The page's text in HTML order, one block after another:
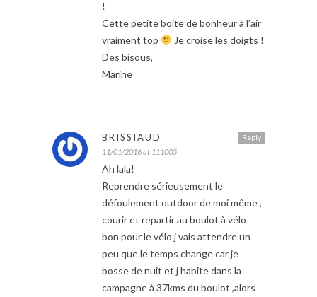
!
Cette petite boite de bonheur à l’air
vraiment top
Je croise les doigts !
Des bisous,
Marine
Reply
BRISSIAUD
11/01/2016 at 111005
Ah lala!
Reprendre sérieusement le
défoulement outdoor de moi même ,
courir et repartir au boulot à vélo
bon pour le vélo j vais attendre un
peu que le temps change car je
bosse de nuit et j habite dans la
campagne à 37kms du boulot ,alors